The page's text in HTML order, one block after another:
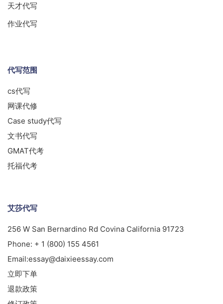
天才代写
作业代写
代写范围
cs代写
网课代修
Case study代写
文书代写
GMAT代考
托福代考
艾莎代写
256 W San Bernardino Rd Covina California 91723
Phone: + 1 (800) 155 4561
Email:essay@daixieessay.com
立即下单
退款政策